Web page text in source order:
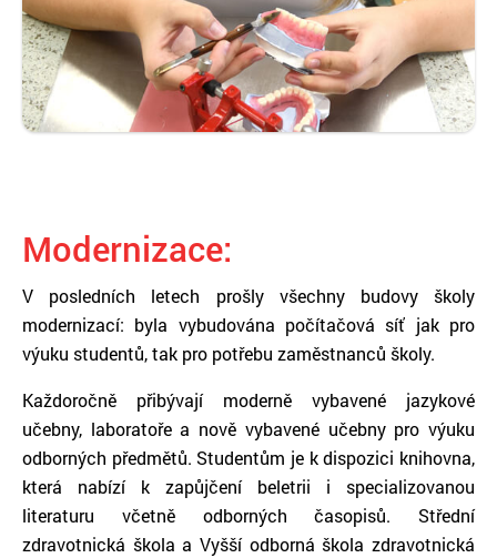
Modernizace:
V posledních letech prošly všechny budovy školy
modernizací: byla vybudována počítačová síť jak pro
výuku studentů, tak pro potřebu zaměstnanců školy.
Každoročně přibývají moderně vybavené jazykové
učebny, laboratoře a nově vybavené učebny pro výuku
odborných předmětů. Studentům je k dispozici knihovna,
která nabízí k zapůjčení beletrii i specializovanou
literaturu včetně odborných časopisů. Střední
zdravotnická škola a Vyšší odborná škola zdravotnická